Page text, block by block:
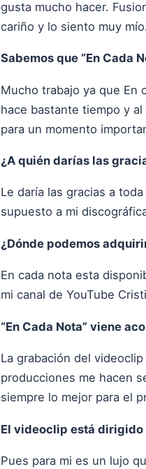
gusta mucho hacer.
cariño y lo siento muy
Sabemos que “En Cada
Mucho trabajo ya que En
hace bastante tiempo y
para un momento
¿A quién darías las
Le daría las gracias a
supuesto a mi
¿Dónde podemos
En cada nota esta
mi canal de YouTube
“En Cada Nota” viene
La grabación del
producciones me hacen
siempre lo mejor para el
El videoclip está dirigido
Pues para mi es un lujo